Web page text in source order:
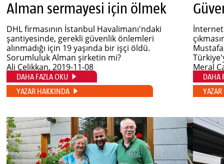
Alman sermayesi için ölmek
DHL firmasının İstanbul Havalimanı'ndaki
şantiyesinde, gerekli güvenlik önlemleri
alınmadığı için 19 yaşında bir işçi öldü.
Sorumluluk Alman şirketin mi?
Ali Çelikkan, 2019-11-08
DAHA FAZLA OKU
YAZAR HAKKINDA
İnternet
Meral
DAHA